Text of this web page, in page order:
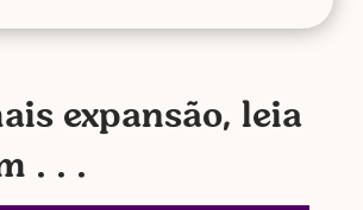
expansão, leia
. . .